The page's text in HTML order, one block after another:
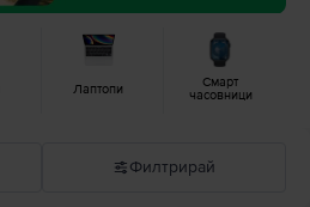
Лаптопи
Смарт
часовници
Филтрирай